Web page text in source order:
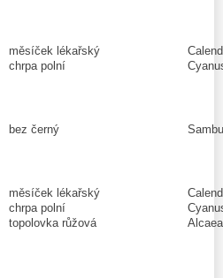
měsíček lékařský
chrpa polní
bez černý
měsíček lékařský
chrpa polní
topolovka růžová